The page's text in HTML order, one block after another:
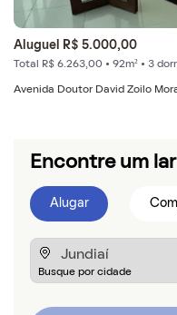
Encontre um
Alugar
Aluguel R$ 5.000,00
Total R$ 6.263,00 • 92m² • 3
Avenida Doutor David Zoilo